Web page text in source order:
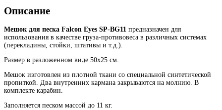
Описание
Мешок для песка Falcon Eyes SP-BG11 предназначен для
использования в качестве груза-противовеса в различных системах
(перекладины, стойки, штативы и т.д.).
Размер в разложенном виде 50х25 см.
Мешок изготовлен из плотной ткани со специальной синтетической
пропиткой. Два внутренних кармана закрываются на молнию. В
комплекте карабин.
Заполняется песком массой до 11 кг.